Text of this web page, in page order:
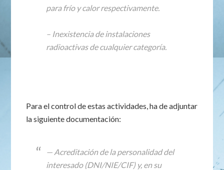
para frío y calor respectivamente.
– Inexistencia de instalaciones
radioactivas de cualquier categoría.
Para el control de estas actividades, ha de adjuntar
la siguiente documentación:
— Acreditación de la personalidad del
interesado (DNI/NIE/CIF) y, en su